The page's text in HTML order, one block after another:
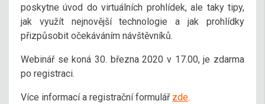
poskytne úvod do virtuálních prohlídek, ale taky tipy,
jak využít nejnovější technologie a jak prohlídky
přizpůsobit očekáváním návštěvníků.
Webinář se koná 30. března 2020 v 17.00, je zdarma
po registraci.
Více informací a registrační formulář zde.